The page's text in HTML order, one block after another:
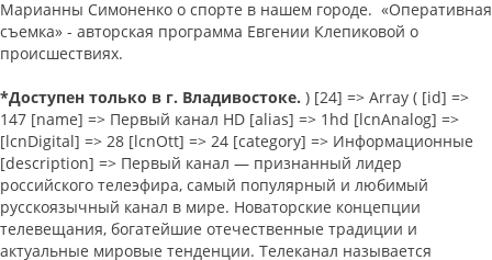
Марианны Симоненко о спорте в нашем городе. «Оперативная
съемка» - авторская программа Евгении Клепиковой о
происшествиях.
*Доступен только в г. Владивостоке. ) [24] => Array ( [id] => 147 [name] => Первый канал HD [alias] => 1hd [lcnAnalog] => [lcnDigital] => 28 [lcnOtt] => 24 [category] => Информационные [description] => Первый канал — признанный лидер российского телеэфира, самый популярный и любимый русскоязычный канал в мире. Новаторские концепции телевещания, богатейшие отечественные традиции и актуальные мировые тенденции. Телеканал называется Первым по праву. А теперь новости, любимые шоу, политические и развлекательные проекты, лучшие фильмы, спортивные трансляции – всё, что предлагает вам Первый канал, в формате высокой чёткости. ) [25] => Array ( [id] => 183 [name] => Первый канал +8 [alias] => Pervyj_kanal_8 [lcnAnalog] => 22 [lcnDigital] => 27 [lcnOtt] => 25 [category] => Информационные [description] => Первый канал — признанный лидер российского телеэфира, самый популярный и любимый русскоязычный канал в мире. Новаторские концепции телевещания, богатейшие отечественные традиции и актуальные мировые тенденции. Телеканал называется Первым по праву. А теперь новости, любимые шоу, политические и развлекательные проекты, лучшие фильмы, спортивные трансляции – всё, что предлагает вам Первый канал, в формате высокой чёткости. ) [26] => Array ( [id] => 243 [name] => Россия 1 +8 [alias] => Rossiya_1_Dubl [lcnAnalog] => [lcnDigital] => 181 [lcnOtt] => 26 [category] => Информационные [description] => «Россия-1» — общероссийский общедоступный государственный телеканал. Жанровую структуру вещания телеканала "Россия" составляют информационные программы, многосерийные телефильмы и сериалы, телепублицистика, ток-шоу, телевикторины, комедийные и игровые форматы, полнометражные художественные и документальные фильмы, трансляции спортивных и общественно-политических событий, зрелищных мероприятий. Визитной карточкой телеканала "Россия" всегда являлись "Вести", которые можно смело назвать главной информационной программой страны. ) [27] => Array ( [id] => 183 [name] => Первый канал +8 [alias] => Pervyj_kanal_8 [lcnAnalog] => 22 [lcnDigital] => 27 [lcnOtt] => 25 [category] => Информационные [description] => Первый канал — признанный лидер российского телеэфира, самый популярный и любимый русскоязычный канал в мире. Новаторские концепции телевещания, богатейшие отечественные традиции и актуальные мировые тенденции. Телеканал называется Первым по праву. А теперь новости, любимые шоу, политические и развлекательные проекты, лучшие фильмы, спортивные трансляции – всё, что предлагает вам Первый канал, в формате высокой чёткости. ) [28] => Array ( [id] => 147 [name] => Первый канал HD [alias] => 1hd [lcnAnalog] => [lcnDigital] => 28 [lcnOtt] => 24 [category] => Информационные [description] => Первый канал — признанный лидер российского телеэфира, самый популярный и любимый русскоязычный канал в мире. Новаторские концепции телевещания, богатейшие отечественные традиции и актуальные мировые тенденции. Телеканал называется Первым по праву. А теперь новости, любимые шоу, политические и развлекательные проекты, лучшие фильмы, спортивные трансляции – всё, что предлагает вам Первый канал, в формате высокой чёткости. ) [29] => Array ( [id] => 155 [name] => Россия HD [alias] => rossiaHD [lcnAnalog] => [lcnDigital] => 29 [lcnOtt] => 27 [category] => Информационные [description] => «Россия HD»- это информационно-развлекательный канал. Вам представлены самые популярные программы, документальные фильмы, шоу и конкурсы, информационные выпуски, а также сериалы производства ВГТРК в формате высокой четкости. "Россия HD" – это та самая долгожданная эфирная площадка, где далекие страны из фильмов телеканала "Моя планета" заиграли новыми красками, эксперименты из программы "Науки 2.0" стали более наглядными, спортивные трансляции еще зрелищнее, а концерты и спектакли поразили объемным звуком. ) [30] => Array ( [id] => 177 [name] => RTД HD [alias] => RussiaTodayDocHD [lcnAnalog] => [lcnDigital] => 76 [lcnOtt] => 30 [category] => Информационные [description] => Эфир документального канала «Russia Today Док» посвящен мировой политике, экономике и культуре, документальным фильмам и сериалам, эксклюзивным интервью, аналитическим программам на наиболее актуальным общественным и политическим темам. ) [31] => Array ( [id] => 143 [name] => Russia Today [alias] => ru_today [lcnAnalog] => [lcnDigital] => 46 [lcnOtt] => 31 [category] => Информационные [description] => «RT» – новостной круглосуточный телеканал на английском языке, ориентированный на глобальную аудиторию. Телеканал «RT» создан крупнейшим информационным агентством «РИА-Новости» с целью освещения российского взгляда на мировые события. Сейчас аудитория «RT» насчитывает свыше 340 млн. человек в более чем 50 странах мира. ) [33] => Array ( [id] => 318 [name] => Большая Азия HD [alias] => Bolshaya_Aziya_HD [lcnAnalog] => [lcnDigital] => 175 [lcnOtt] => 33 [category] => Информационные [description] => Телеканал «Большая Азия» создан для развития российско-азиатского политического вектора как новой государственно-дипломатической реальности. Редакционная политика телеканала сфокусирована на теме развития российско-азиатского сотрудничества. В эфире канала — ежедневные выпуски новостей, рассказывающих об основных событиях, происходящих в странах Азии, тележурналы об истории, культуре, науке, традициях, экономике, политике, спорте, религии и других тонкостях азиатского региона, актуальные интервью и комментарии экспертов, документальные фильмы и репортажи о жизни стран Азии, а также трансляции праздников, спортивных состязаний, российско-азиатских мероприятий. ) [35] => Array ( [id] => 52 [name] => РБК [alias] => rbk [lcnAnalog] => 48 [lcnDigital] => 40 [lcnOtt] => 35 [category] => Информационные [description] => Первый круглосуточный профессиональный, информационный, финансово-аналитический бизнес-телеканал, использующий оперативные графические и текстовые видеоматериалы, отражающие динамику событий дня, не нарушая при этом общую структуру сетки вещания. На канале представлены экономические, финансовые и политические новости России и зарубежных стран; аналитические обзоры, прогнозы и комментарии экспертов; интервью с ведущими политиками и бизнесменами; обзоры деловой прессы; программы, посвященные актуальным проблемам российского бизнеса. ) [36] => Array ( [id] => 224 [name] => Мир 24 [alias] => Mir_24 [lcnAnalog] => [lcnDigital] => 176 [lcnOtt] => 36 [category] => Информационные [description] => Телеканал «Мир 24» — информационный, культурологический и страноведческий телеканал, который рассказывает о новостях в странах СНГ и в мире. Каждые полчаса в прямом эфире выходят 15-минутные выпуски оперативной информации, каждые 4 часа по будням — 25-минутные блоки новостей с репортажами, прямыми включениями и комментариями. Круглосуточно — информационные ленты в виде бегущей строки с «горящими» новостями и темами дня. В эфире телеканала представлены публицистические и аналитические программы собственного производства, а также документальные фильмы. В прямом эфире — трансляции встреч на высшем уровне, пресс-конференций и выступлений первых лиц государства, а также национальные и конфессиональные праздники и крупные спортивные события. ) [38] => Array ( [id] => 95 [name] => Время [alias] => Vremya [lcnAnalog] => [lcnDigital] => 179 [lcnOtt] => 38 [category] => Информационные [description] => «Время» — развлекательно-познавательный телеканал о людях, неравнодушных и внимательных к себе и миру. «Время» — это телеканал для неравнодушных, внимательных к себе и миру и осознающих время в его изменчивости и преемственности. В эфире телекан